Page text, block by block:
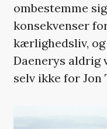
ombestemme
konsekvenser
kærlighedsliv,
Daenerys aldrig
selv ikke for Jon